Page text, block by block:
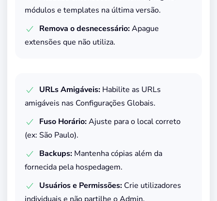
módulos e templates na última versão.
Remova o desnecessário:Apague
extensões que não utiliza.
URLs Amigáveis: Habilite as URLs
amigáveis nas Configurações Globais.
Fuso Horário:Ajuste para o local correto
(ex: São Paulo).
Backups: Mantenha cópias além da
fornecida pela hospedagem.
Usuários e Permissões: Crie utilizadores